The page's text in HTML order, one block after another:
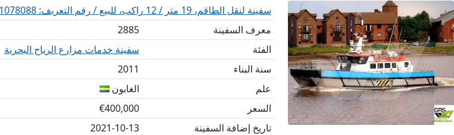
سفينة لنقل الطاقم، 19 متر / 12 راكب، للبيع / رقم التعريف: 1078088
معرف السفينة
2885
الفئة
سفينة خدمات مزارع الرياح البحرية
سنة البناء
2011
علم
الغابون
السعر
€400,000
تاريخ إضافة السفينة
2021-10-13